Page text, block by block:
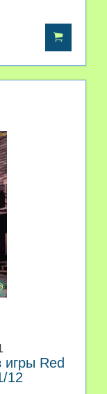
игры Red
12